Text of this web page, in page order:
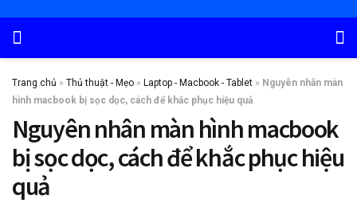
Trang chủ » Thủ thuật - Mẹo » Laptop - Macbook - Tablet » Nguyên nhân màn
hình macbook bị sọc dọc, cách để khắc phục hiệu quả
Nguyên nhân màn hình macbook
bị sọc dọc, cách để khắc phục hiệu
quả